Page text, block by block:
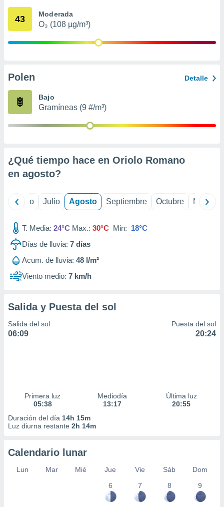
mediante
publicidad
de
43 Moderada
O₃ (108 µg/m³)
Polen Detalle
Bajo
Gramíneas (9 #/m³)
¿Qué tiempo hace en Oriolo Romano
en agosto?
Junio Julio Agosto Septiembre Octubre
T. Media: 24°C Max.: 30°C Min: 18°C
Días de lluvia: 7 días
Acum. de lluvia: 48 l/m²
Viento medio: 7 km/h
Salida y Puesta del sol
Salida del sol
06:09
Puesta del sol
20:24
Primera luz
05:38
Mediodía
13:17
Última luz
20:55
Duración del día 14h 15m
Luz diurna restante 2h 14m
Calendario lunar
Lun Mar Mié Jue Vie Sáb
Dom
6
7 8 9